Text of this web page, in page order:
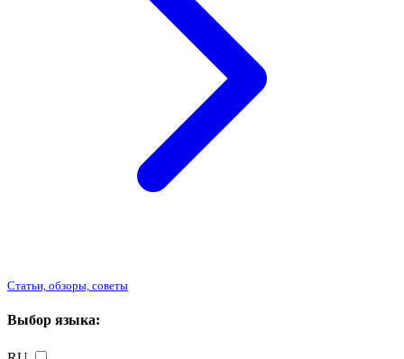
Статьи, обзоры, советы
Выбор языка: